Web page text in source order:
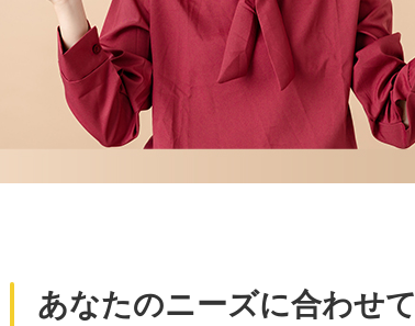
あなたのニーズに合わせて